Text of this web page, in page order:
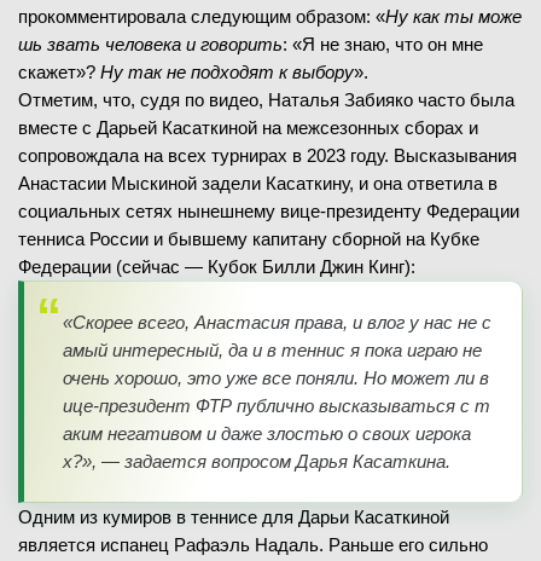
прокомментировала следующим образом: «Ну как ты може
шь звать человека и говорить: «Я не знаю, что он мне
скажет»? Ну так не подходят к выбору».
Отметим, что, судя по видео, Наталья Забияко часто была
вместе с Дарьей Касаткиной на межсезонных сборах и
сопровождала на всех турнирах в 2023 году. Высказывания
Анастасии Мыскиной задели Касаткину, и она ответила в
социальных сетях нынешнему вице-президенту Федерации
тенниса России и бывшему капитану сборной на Кубке
Федерации (сейчас — Кубок Билли Джин Кинг):
«Скорее всего, Анастасия права, и влог у нас не с
амый интересный, да и в теннис я пока играю не
очень хорошо, это уже все поняли. Но может ли в
ице-президент ФТР публично высказываться с т
аким негативом и даже злостью о своих игрока
х?», — задается вопросом Дарья Касаткина.
Одним из кумиров в теннисе для Дарьи Касаткиной
является испанец Рафаэль Надаль. Раньше его сильно